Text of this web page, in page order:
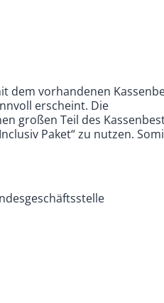
dem vorhandenen
erscheint. Die
großen Teil des
Paket“ zu nutzen.